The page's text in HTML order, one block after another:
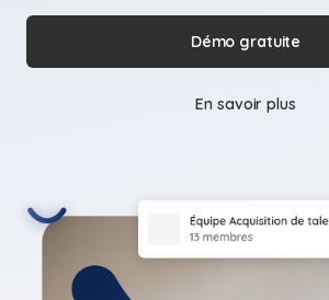
Démo gratuite
En savoir plus